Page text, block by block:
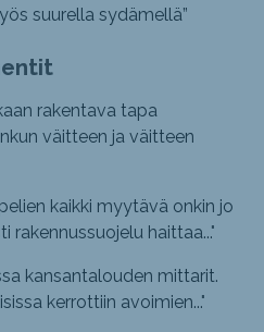
suurella sydämellä”
rakentava tapa
väitteen ja väitteen
kaikki myytävä onkin jo
rakennussuojelu haittaa..."
kansantalouden mittarit.
kerrottiin avoimien..."